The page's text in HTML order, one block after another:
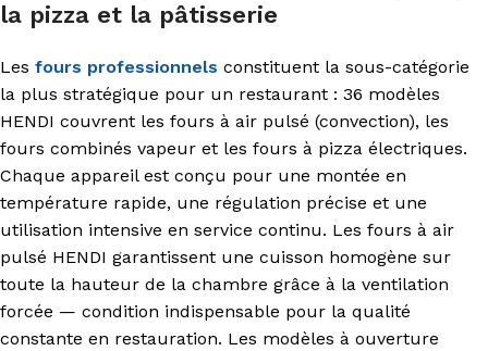
la pizza et la pâtisserie
Les fours professionnels constituent la sous-catégorie
la plus stratégique pour un restaurant : 36 modèles
HENDI couvrent les fours à air pulsé (convection), les
fours combinés vapeur et les fours à pizza électriques.
Chaque appareil est conçu pour une montée en
température rapide, une régulation précise et une
utilisation intensive en service continu. Les fours à air
pulsé HENDI garantissent une cuisson homogène sur
toute la hauteur de la chambre grâce à la ventilation
forcée — condition indispensable pour la qualité
constante en restauration. Les modèles à ouverture